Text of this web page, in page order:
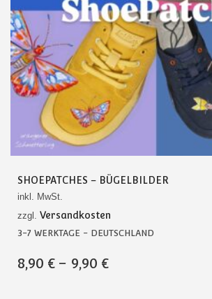
SHOEPATCHES – BÜGELBILDER
inkl. MwSt.
zzgl. Versandkosten
3-7 WERKTAGE - DEUTSCHLAND
PRODUKT
8,90 €– 9,90 €